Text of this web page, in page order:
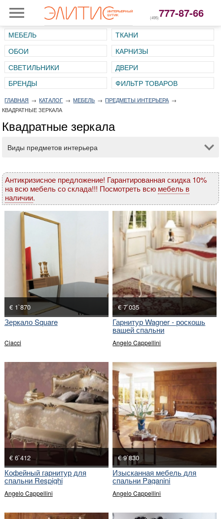
(495)777-87-66
МЕБЕЛЬ
ТКАНИ
ОБОИ
КАРНИЗЫ
СВЕТИЛЬНИКИ
ДВЕРИ
ГЛАВНАЯ → КАТАЛОГ → МЕБЕЛЬ → ПРЕДМЕТЫ ИНТЕРЬЕРА →
КВАДРАТНЫЕ ЗЕРКАЛА
Квадратные зеркала
Виды предметов интерьера
Антикризисное предложение! Гарантированная скидка 10%
на всю мебель со склада!!! Посмотреть всю мебель в
наличии.
€ 1`870
Зеркало Square
Ciacci
€ 7`035
Гарнитур Wagner - роскошь
вашей спальни
Angelo Cappellini
€ 6`412
Кофейный гарнитур для
спальни Respighi
Angelo Cappellini
€ 9`830
Изысканная мебель для
спальни Paganini
Angelo Cappellini